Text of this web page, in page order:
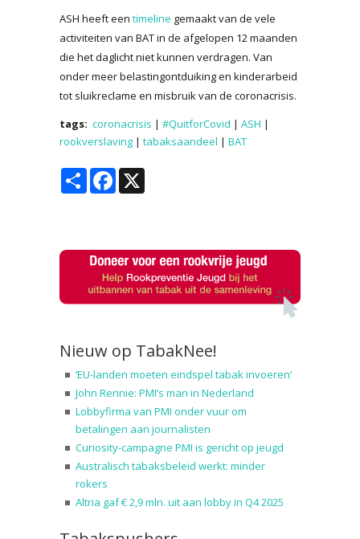
ASH heeft een timeline gemaakt van de vele
activiteiten van BAT in de afgelopen 12 maanden
die het daglicht niet kunnen verdragen. Van
onder meer belastingontduiking en kinderarbeid
tot sluikreclame en misbruik van de coronacrisis.
tags: coronacrisis | #QuitforCovid | ASH |
rookverslaving | tabaksaandeel | BAT
Share Facebook
Nieuw op TabakNee!
‘EU-landen moeten eindspel tabak invoeren’
John Rennie: PMI’s man in Nederland
Lobbyfirma van PMI onder vuur om
betalingen aan journalisten
Curiosity-campagne PMI is gericht op jeugd
Australisch tabaksbeleid werkt: minder
rokers
Altria gaf € 2,9 mln. uit aan lobby in Q4 2025